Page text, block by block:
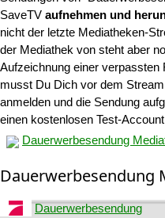
SaveTV aufnehmen und
nicht der letzte Mediatheken-
der Mediathek von steht aber
Aufzeichnung einer
musst Du Dich vor dem
anmelden und die Sendung
einen kostenlosen Test-
Dauerwerbesendung
Dauerwerbesendung
Dauerwerbesendung